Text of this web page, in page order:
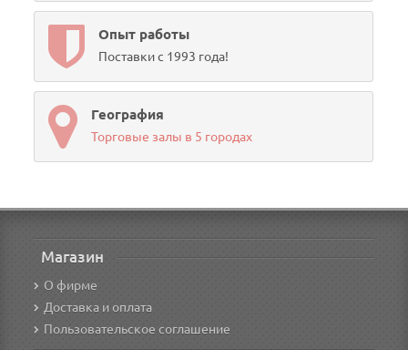
Опыт работы
Поставки с 1993 года!
География
Торговые залы в 5 городах
Магазин
О фирме
Доставка и оплата
Пользовательское соглашение